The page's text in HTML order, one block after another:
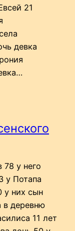
21
девка
у него
у Потапа
у них сын
в деревню
11 лет